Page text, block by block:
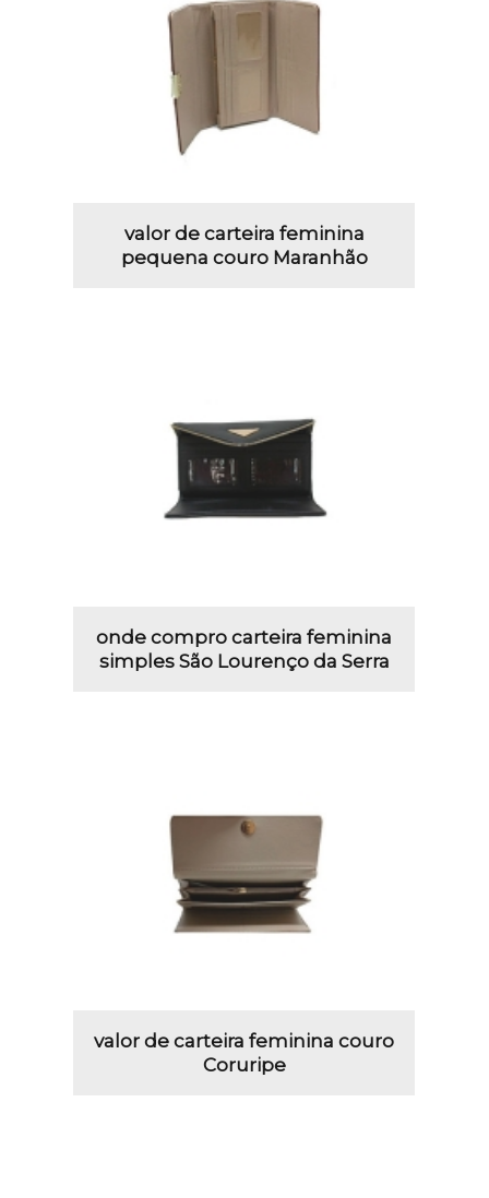
valor de carteira feminina
pequena couro Maranhão
onde compro carteira feminina
simples São Lourenço da Serra
valor de carteira feminina couro
Coruripe